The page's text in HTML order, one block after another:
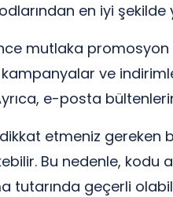
en iyi
mutlaka promosyon
ve
e-posta
dikkat etmeniz
Bu nedenle, kodu
tutarında geçerli